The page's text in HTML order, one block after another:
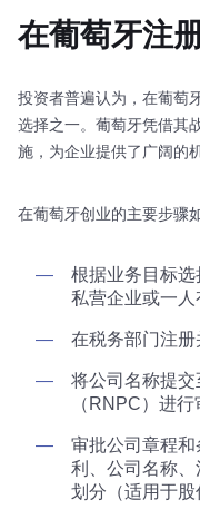
在葡萄牙注
投资者普遍认为，在葡萄
选择之一。葡萄牙凭借其
施，为企业提供了广阔的
在葡萄牙创业的主要步骤
根据业务目标选
私营企业或一人
在税务部门注册
将公司名称提
（RNPC）进行
审批公司章程
利、公司名称
划分（适用于股